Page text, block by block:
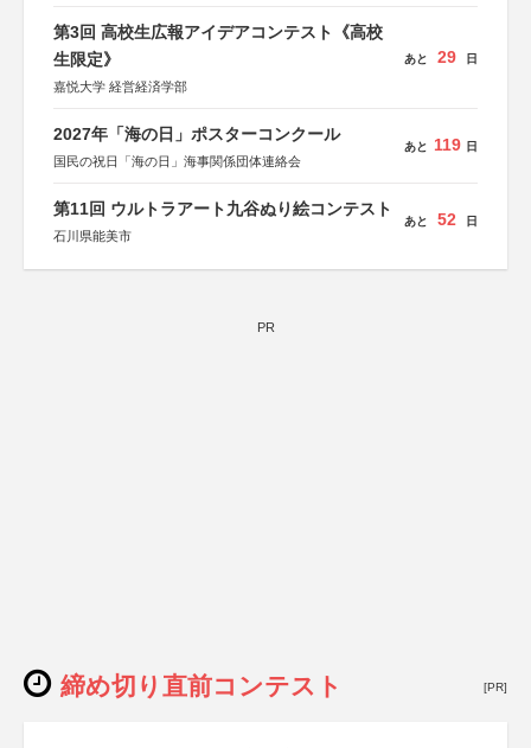
第3回 高校生広報アイデアコンテスト《高校
生限定》
嘉悦大学 経営経済学部
あと 29 日
2027年「海の日」ポスターコンクール
国民の祝日「海の日」海事関係団体連絡会
あと 119 日
第11回 ウルトラアート九谷ぬり絵コンテスト
石川県能美市
あと 52 日
PR
締め切り直前コンテスト [PR]